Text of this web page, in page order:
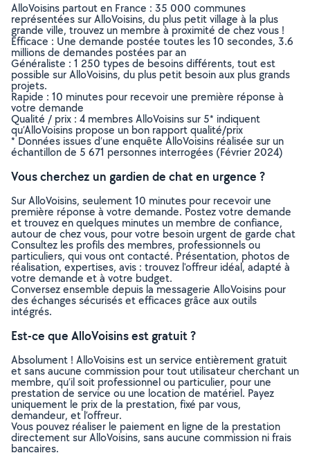
AlloVoisins partout en France : 35 000 communes
représentées sur AlloVoisins, du plus petit village à la plus
grande ville, trouvez un membre à proximité de chez vous !
Efficace : Une demande postée toutes les 10 secondes, 3.6
millions de demandes postées par an
Généraliste : 1 250 types de besoins différents, tout est
possible sur AlloVoisins, du plus petit besoin aux plus grands
projets.
Rapide : 10 minutes pour recevoir une première réponse à
votre demande
Qualité / prix : 4 membres AlloVoisins sur 5* indiquent
qu’AlloVoisins propose un bon rapport qualité/prix
* Données issues d’une enquête AlloVoisins réalisée sur un
échantillon de 5 671 personnes interrogées (Février 2024)
Vous cherchez un gardien de chat en urgence ?
Sur AlloVoisins, seulement 10 minutes pour recevoir une
première réponse à votre demande. Postez votre demande
et trouvez en quelques minutes un membre de confiance,
autour de chez vous, pour votre besoin urgent de garde chat
Consultez les profils des membres, professionnels ou
particuliers, qui vous ont contacté. Présentation, photos de
réalisation, expertises, avis : trouvez l'offreur idéal, adapté à
votre demande et à votre budget.
Conversez ensemble depuis la messagerie AlloVoisins pour
des échanges sécurisés et efficaces grâce aux outils
intégrés.
Est-ce que AlloVoisins est gratuit ?
Absolument ! AlloVoisins est un service entièrement gratuit
et sans aucune commission pour tout utilisateur cherchant un
membre, qu’il soit professionnel ou particulier, pour une
prestation de service ou une location de matériel. Payez
uniquement le prix de la prestation, fixé par vous,
demandeur, et l’offreur.
Vous pouvez réaliser le paiement en ligne de la prestation
directement sur AlloVoisins, sans aucune commission ni frais
bancaires.